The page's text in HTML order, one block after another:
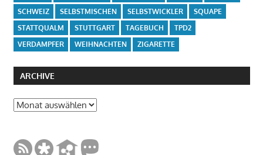
SCHWEIZ
SELBSTMISCHEN SELBSTWICKLER
SQUAPE
STATTQUALM
STUTTGART TAGEBUCH
TPD2
VERDAMPFER
WEIHNACHTEN ZIGARETTE
ARCHIVE
Archive